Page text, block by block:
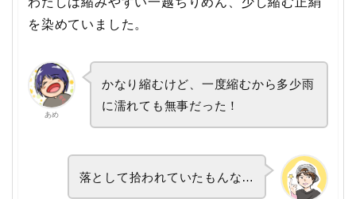
を染めていました。
あめ
かなり縮むけど、一度縮むから多少雨
に濡れても無事だった！
落として拾われていたもんな…